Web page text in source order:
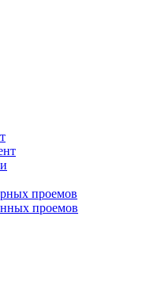
проемов
проемов